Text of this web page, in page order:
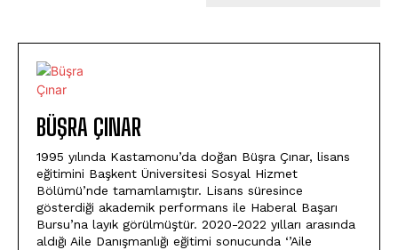
BÜŞRA ÇINAR
1995 yılında Kastamonu’da doğan Büşra Çınar, lisans
eğitimini Başkent Üniversitesi Sosyal Hizmet
Bölümü’nde tamamlamıştır. Lisans süresince
gösterdiği akademik performans ile Haberal Başarı
Bursu’na layık görülmüştür. 2020-2022 yılları arasında
aldığı Aile Danışmanlığı eğitimi sonucunda ‘’Aile